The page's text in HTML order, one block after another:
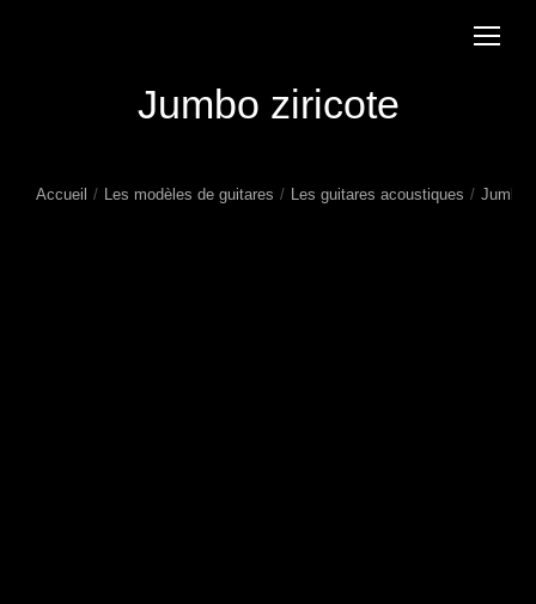
Jumbo ziricote
Accueil Les modèles de guitares Les guitares acoustiques Jumbo